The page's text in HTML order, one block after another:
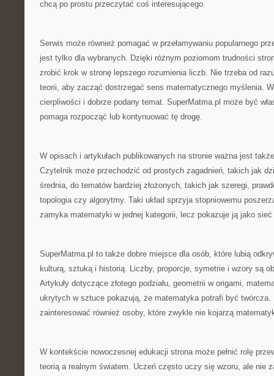
chcą po prostu przeczytać coś interesującego.
Serwis może również pomagać w przełamywaniu popularnego
jest tylko dla wybranych. Dzięki różnym poziomom trudności
zrobić krok w stronę lepszego rozumienia liczb. Nie trzeba od
teorii, aby zacząć dostrzegać sens matematycznego myślenia.
cierpliwości i dobrze podany temat. SuperMatma.pl może być
pomaga rozpocząć lub kontynuować tę drogę.
W opisach i artykułach publikowanych na stronie ważna jest
Czytelnik może przechodzić od prostych zagadnień, takich jak
średnia, do tematów bardziej złożonych, takich jak szeregi,
topologia czy algorytmy. Taki układ sprzyja stopniowemu
zamyka matematyki w jednej kategorii, lecz pokazuje ją jako sieć
SuperMatma.pl to także dobre miejsce dla osób, które lubią
kulturą, sztuką i historią. Liczby, proporcje, symetrie i wzory są
Artykuły dotyczące złotego podziału, geometrii w origami,
ukrytych w sztuce pokazują, że matematyka potrafi być
zainteresować również osoby, które zwykle nie kojarzą
W kontekście nowoczesnej edukacji strona może pełnić rolę
teorią a realnym światem. Uczeń często uczy się wzoru, ale nie